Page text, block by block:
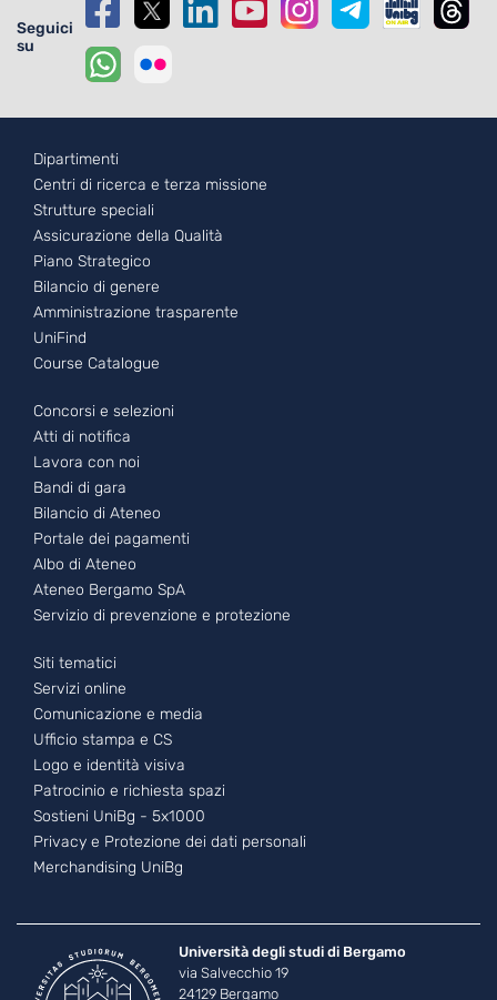
Seguici
su
Footer - 1
Dipartimenti
Centri di ricerca e terza missione
Strutture speciali
Assicurazione della Qualità
Piano Strategico
Bilancio di genere
Amministrazione trasparente
UniFind
Course Catalogue
Footer - 2
Concorsi e selezioni
Atti di notifica
Lavora con noi
Bandi di gara
Bilancio di Ateneo
Portale dei pagamenti
Albo di Ateneo
Ateneo Bergamo SpA
Servizio di prevenzione e protezione
Footer - 3
Siti tematici
Servizi online
Comunicazione e media
Ufficio stampa e CS
Logo e identità visiva
Patrocinio e richiesta spazi
Sostieni UniBg - 5x1000
Privacy e Protezione dei dati personali
Merchandising UniBg
Università degli studi di Bergamo
via Salvecchio 19
24129 Bergamo